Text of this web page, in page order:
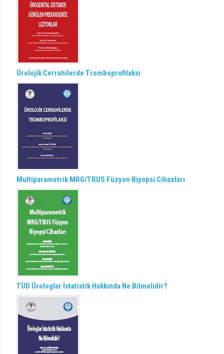
Ürolojik Cerrahilerde Tromboprofilaksi
Multiparametrik MRG/TRUS Füzyon Biyopsi Cihazları
TÜD Ürologlar İstatistik Hakkında Ne Bilmelidir?